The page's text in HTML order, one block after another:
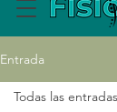
Entrada
Todas las entradas